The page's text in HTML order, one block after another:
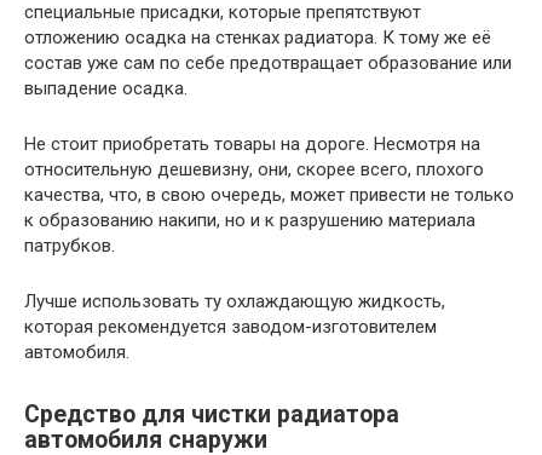
специальные присадки, которые препятствуют
отложению осадка на стенках радиатора. К тому же её
состав уже сам по себе предотвращает образование или
выпадение осадка.
Не стоит приобретать товары на дороге. Несмотря на
относительную дешевизну, они, скорее всего, плохого
качества, что, в свою очередь, может привести не только
к образованию накипи, но и к разрушению материала
патрубков.
Лучше использовать ту охлаждающую жидкость,
которая рекомендуется заводом-изготовителем
автомобиля.
Средство для чистки радиатора
автомобиля снаружи